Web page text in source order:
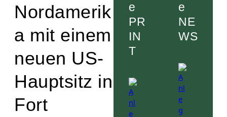
Nordamerik
a mit einem
neuen US-
Hauptsitz in
Fort
e
PR
IN
T
e
NE
WS